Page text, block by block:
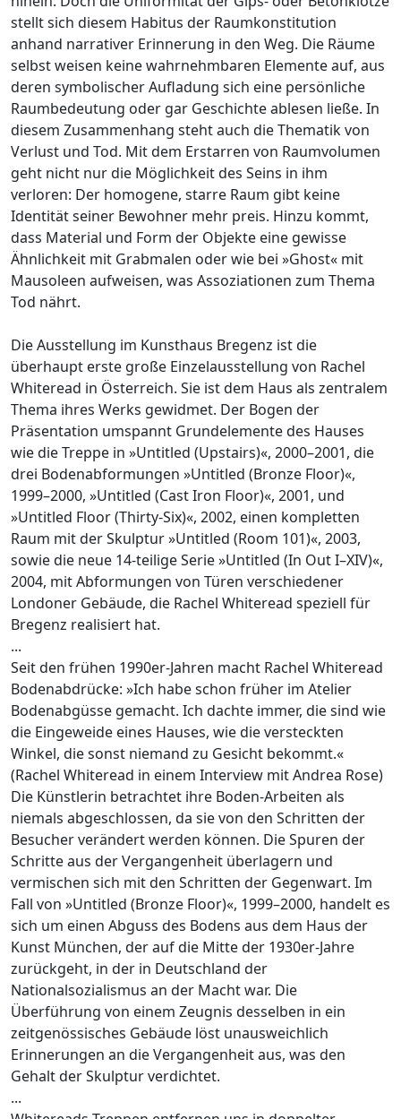
stellt sich diesem Habitus der Raumkonstitution
anhand narrativer Erinnerung in den Weg. Die Räume
selbst weisen keine wahrnehmbaren Elemente auf, aus
deren symbolischer Aufladung sich eine persönliche
Raumbedeutung oder gar Geschichte ablesen ließe. In
diesem Zusammenhang steht auch die Thematik von
Verlust und Tod. Mit dem Erstarren von Raumvolumen
geht nicht nur die Möglichkeit des Seins in ihm
verloren: Der homogene, starre Raum gibt keine
Identität seiner Bewohner mehr preis. Hinzu kommt,
dass Material und Form der Objekte eine gewisse
Ähnlichkeit mit Grabmalen oder wie bei »Ghost« mit
Mausoleen aufweisen, was Assoziationen zum Thema
Tod nährt.
Die Ausstellung im Kunsthaus Bregenz ist die
überhaupt erste große Einzelausstellung von Rachel
Whiteread in Österreich. Sie ist dem Haus als zentralem
Thema ihres Werks gewidmet. Der Bogen der
Präsentation umspannt Grundelemente des Hauses
wie die Treppe in »Untitled (Upstairs)«, 2000–2001, die
drei Bodenabformungen »Untitled (Bronze Floor)«,
1999–2000, »Untitled (Cast Iron Floor)«, 2001, und
»Untitled Floor (Thirty-Six)«, 2002, einen kompletten
Raum mit der Skulptur »Untitled (Room 101)«, 2003,
sowie die neue 14-teilige Serie »Untitled (In Out I–XIV)«,
2004, mit Abformungen von Türen verschiedener
Londoner Gebäude, die Rachel Whiteread speziell für
Bregenz realisiert hat.
...
Seit den frühen 1990er-Jahren macht Rachel Whiteread
Bodenabdrücke: »Ich habe schon früher im Atelier
Bodenabgüsse gemacht. Ich dachte immer, die sind wie
die Eingeweide eines Hauses, wie die versteckten
Winkel, die sonst niemand zu Gesicht bekommt.«
(Rachel Whiteread in einem Interview mit Andrea Rose)
Die Künstlerin betrachtet ihre Boden-Arbeiten als
niemals abgeschlossen, da sie von den Schritten der
Besucher verändert werden können. Die Spuren der
Schritte aus der Vergangenheit überlagern und
vermischen sich mit den Schritten der Gegenwart. Im
Fall von »Untitled (Bronze Floor)«, 1999–2000, handelt es
sich um einen Abguss des Bodens aus dem Haus der
Kunst München, der auf die Mitte der 1930er-Jahre
zurückgeht, in der in Deutschland der
Nationalsozialismus an der Macht war. Die
Überführung von einem Zeugnis desselben in ein
zeitgenössisches Gebäude löst unausweichlich
Erinnerungen an die Vergangenheit aus, was den
Gehalt der Skulptur verdichtet.
...